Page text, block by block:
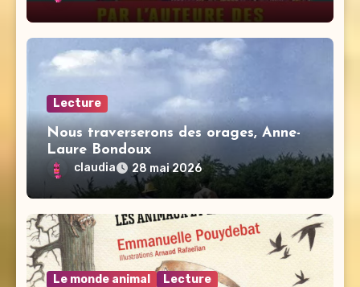
Lecture
Nous traverserons des orages, Anne-
Laure Bondoux
claudia 28 mai 2026
Le monde animal Lecture